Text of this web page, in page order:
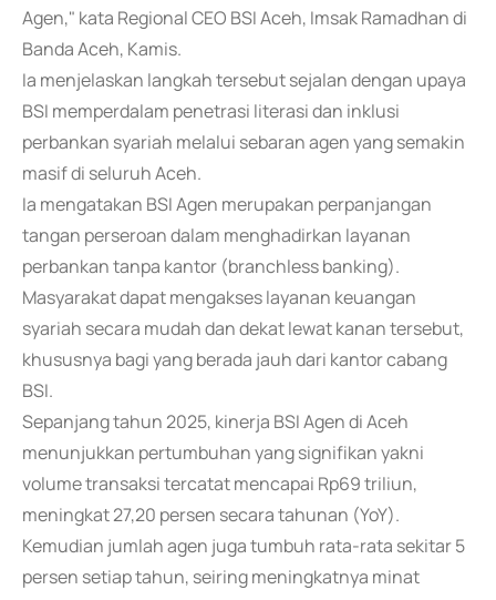
Agen," kata Regional CEO BSI Aceh, Imsak Ramadhan di
Banda Aceh, Kamis.
Ia menjelaskan langkah tersebut sejalan dengan upaya
BSI memperdalam penetrasi literasi dan inklusi
perbankan syariah melalui sebaran agen yang semakin
masif di seluruh Aceh.
Ia mengatakan BSI Agen merupakan perpanjangan
tangan perseroan dalam menghadirkan layanan
perbankan tanpa kantor (branchless banking).
Masyarakat dapat mengakses layanan keuangan
syariah secara mudah dan dekat lewat kanan tersebut,
khususnya bagi yang berada jauh dari kantor cabang
BSI.
Sepanjang tahun 2025, kinerja BSI Agen di Aceh
menunjukkan pertumbuhan yang signifikan yakni
volume transaksi tercatat mencapai Rp69 triliun,
meningkat 27,20 persen secara tahunan (YoY).
Kemudian jumlah agen juga tumbuh rata-rata sekitar 5
persen setiap tahun, seiring meningkatnya minat